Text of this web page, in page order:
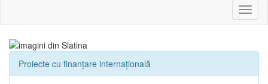
sau
Proiecte cu finanţare internaţională